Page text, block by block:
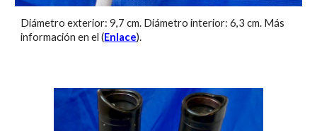
Diámetro exterior: 9,7 cm. Diámetro interior: 6,3 cm. Más
información en el (Enlace).